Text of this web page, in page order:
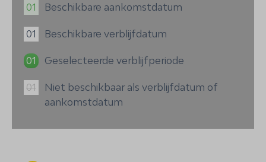
01 Beschikbare aankomstdatum
01 Beschikbare verblijfdatum
01 Geselecteerde verblijfperiode
01
Niet beschikbaar als verblijfdatum of
aankomstdatum